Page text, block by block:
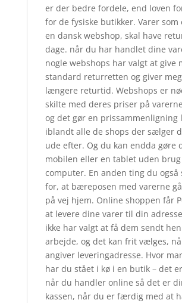
er der bedre fordele, end loven
for de fysiske butikker. Varer som
en dansk webshop, skal have
dage. når du har handlet dine
nogle webshops har valgt at give
standard returretten og giver
længere returtid. Webshops er
skilte med deres priser på
og det gør en prissammenligning
iblandt alle de shops der sælger
ude efter. Og du kan endda gøre
mobilen eller en tablet uden
computer. En anden ting du også
for, at bæreposen med varerne
på vej hjem. Online shoppen får
at levere dine varer til din
ikke har valgt at få dem sendt
arbejde, og det kan frit vælges,
angiver leveringadresse. Hvor
har du stået i kø i en butik – det
når du handler online så det er
kassen, når du er færdig med at